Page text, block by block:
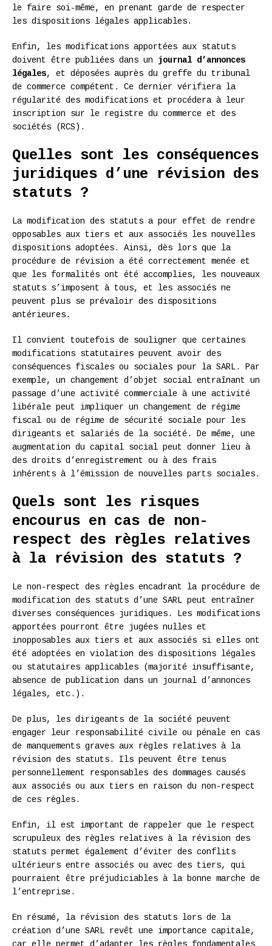
le faire soi-même, en prenant garde de respecter
les dispositions légales applicables.
Enfin, les modifications apportées aux statuts
doivent être publiées dans un journal d’annonces
légales, et déposées auprès du greffe du tribunal
de commerce compétent. Ce dernier vérifiera la
régularité des modifications et procédera à leur
inscription sur le registre du commerce et des
sociétés (RCS).
Quelles sont les conséquences
juridiques d’une révision des
statuts ?
La modification des statuts a pour effet de rendre
opposables aux tiers et aux associés les nouvelles
dispositions adoptées. Ainsi, dès lors que la
procédure de révision a été correctement menée et
que les formalités ont été accomplies, les nouveaux
statuts s’imposent à tous, et les associés ne
peuvent plus se prévaloir des dispositions
antérieures.
Il convient toutefois de souligner que certaines
modifications statutaires peuvent avoir des
conséquences fiscales ou sociales pour la SARL. Par
exemple, un changement d’objet social entraînant un
passage d’une activité commerciale à une activité
libérale peut impliquer un changement de régime
fiscal ou de régime de sécurité sociale pour les
dirigeants et salariés de la société. De même, une
augmentation du capital social peut donner lieu à
des droits d’enregistrement ou à des frais
inhérents à l’émission de nouvelles parts sociales.
Quels sont les risques
encourus en cas de non-
respect des règles relatives
à la révision des statuts ?
Le non-respect des règles encadrant la procédure de
modification des statuts d’une SARL peut entraîner
diverses conséquences juridiques. Les modifications
apportées pourront être jugées nulles et
inopposables aux tiers et aux associés si elles ont
été adoptées en violation des dispositions légales
ou statutaires applicables (majorité insuffisante,
absence de publication dans un journal d’annonces
légales, etc.).
De plus, les dirigeants de la société peuvent
engager leur responsabilité civile ou pénale en cas
de manquements graves aux règles relatives à la
révision des statuts. Ils peuvent être tenus
personnellement responsables des dommages causés
aux associés ou aux tiers en raison du non-respect
de ces règles.
Enfin, il est important de rappeler que le respect
scrupuleux des règles relatives à la révision des
statuts permet également d’éviter des conflits
ultérieurs entre associés ou avec des tiers, qui
pourraient être préjudiciables à la bonne marche de
l’entreprise.
En résumé, la révision des statuts lors de la
création d’une SARL revêt une importance capitale,
car elle permet d’adapter les règles fondamentales